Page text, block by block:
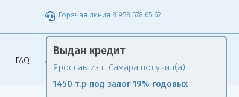
Горячая линия 8 958 578 65 62
FAQ Меню сайта >>